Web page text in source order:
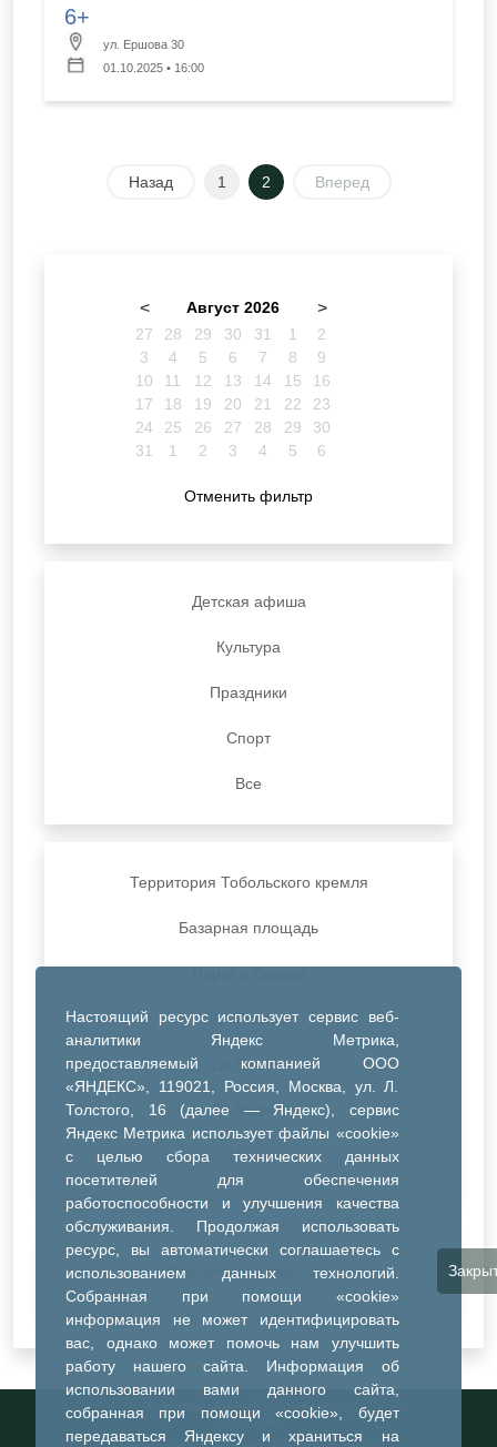
Настоящий ресурс использует сервис веб-
аналитики Яндекс Метрика,
предоставляемый компанией ООО
«ЯНДЕКС», 119021, Россия, Москва, ул. Л.
Толстого, 16 (далее — Яндекс), сервис
Яндекс Метрика использует файлы «cookie»
с целью сбора технических данных
посетителей для обеспечения
работоспособности и улучшения качества
обслуживания. Продолжая использовать
ресурс, вы автоматически соглашаетесь с
использованием данных технологий.
Собранная при помощи «cookie»
информация не может идентифицировать
вас, однако может помочь нам улучшить
работу нашего сайта. Информация об
использовании вами данного сайта,
собранная при помощи «cookie», будет
передаваться Яндексу и храниться на
6+
ул. Ершова 30
01.10.2025 • 16:00
Назад 1 2 Вперед
< Август 2026 >
27 28 29 30 31 1
2
3
4 5 6 7 8
9
10
11 12 13 14 15
16
17
18 19 20 21 22
23
24
25 26 27 28 29
30
31
1 2 3 4 5 6
Отменить фильтр
Детская афиша
Культура
Праздники
Спорт
Все
Территория Тобольского кремля
Базарная площадь
ДК Синтез
ДК Речник
ДК Водник
Иное
Очистить все фильтры
Информационный портал города
Тобольска